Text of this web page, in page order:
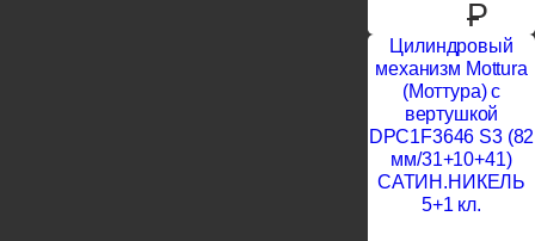
P
Цилиндровый
механизм Mottura
(Моттура) с
вертушкой
DPC1F3646 S3 (82
мм/31+10+41)
САТИН.НИКЕЛЬ
5+1 кл.